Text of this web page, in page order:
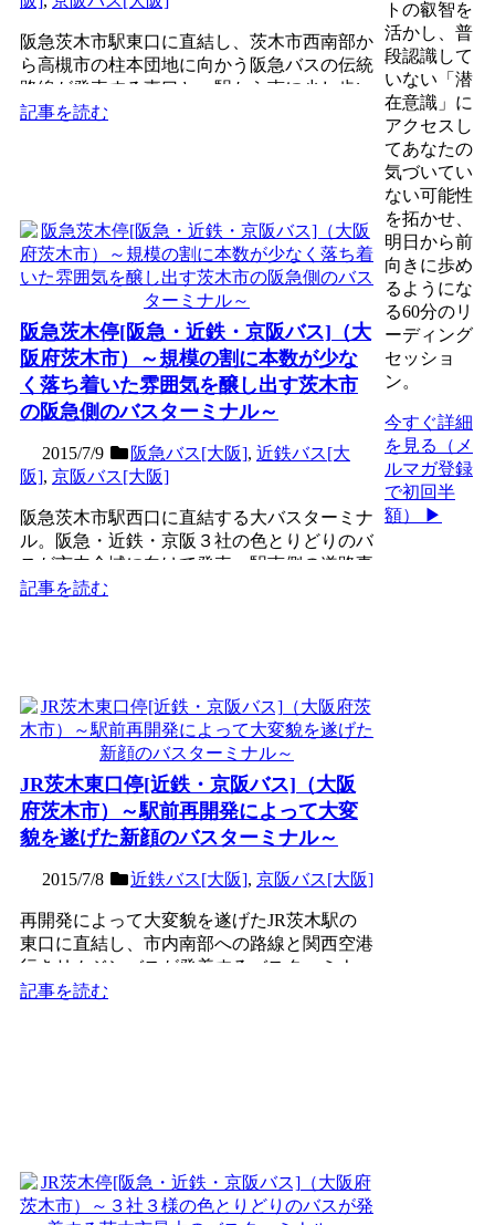
阪急茨木市駅東口に直結し、茨木市西南部か
ら高槻市の柱本団地に向かう阪急バスの伝統
路線が発車する東口と、駅から南に少し歩い
た高架下にあり、茨木...
記事を読む
阪急茨木停[阪急・近鉄・京阪バス]（大
阪府茨木市）～規模の割に本数が少な
く落ち着いた雰囲気を醸し出す茨木市
の阪急側のバスターミナル～
2015/7/9 阪急バス[大阪], 近鉄バス[大
阪], 京阪バス[大阪]
阪急茨木市駅西口に直結する大バスターミナ
ル。阪急・近鉄・京阪３社の色とりどりのバ
スが市内全域に向けて発車。駅南側の道路事
情が改善されたことに...
記事を読む
JR茨木東口停[近鉄・京阪バス]（大阪
府茨木市）～駅前再開発によって大変
貌を遂げた新顔のバスターミナル～
2015/7/8 近鉄バス[大阪], 京阪バス[大阪]
再開発によって大変貌を遂げたJR茨木駅の
東口に直結し、市内南部への路線と関西空港
行きリムジンバスが発着するバスターミナ
ル。これまでの市内南部...
記事を読む
トの叡智を
活かし、普
段認識して
いない「潜
在意識」に
アクセスし
てあなたの
気づいてい
ない可能性
を拓かせ、
明日から前
向きに歩め
るようにな
る60分のリ
ーディング
セッショ
ン。
今すぐ詳細
を見る（メ
ルマガ登録
で初回半
額） ▶